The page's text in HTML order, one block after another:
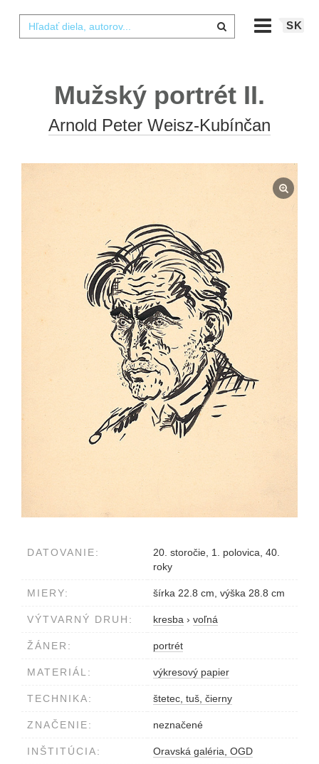
SK
Mužský portrét II.
Arnold Peter Weisz-Kubínčan
DATOVANIE:
20. storočie, 1. polovica, 40.
roky
MIERY: šírka 22.8 cm, výška 28.8 cm
VÝTVARNÝ DRUH: kresba › voľná
ŽÁNER: portrét
MATERIÁL: výkresový papier
TECHNIKA: štetec, tuš, čierny
ZNAČENIE: neznačené
INŠTITÚCIA: Oravská galéria, OGD